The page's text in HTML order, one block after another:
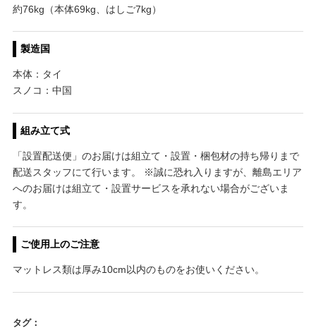
約76kg（本体69kg、はしご7kg）
製造国
本体：タイ
スノコ：中国
組み立て式
「設置配送便」のお届けは組立て・設置・梱包材の持ち帰りまで
配送スタッフにて行います。 ※誠に恐れ入りますが、離島エリア
へのお届けは組立て・設置サービスを承れない場合がございま
す。
ご使用上のご注意
マットレス類は厚み10cm以内のものをお使いください。
タグ：